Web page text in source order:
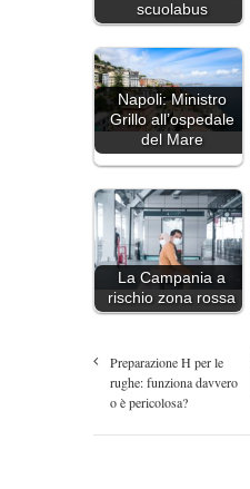
scuolabus
Napoli: Ministro
Grillo all’ospedale
del Mare
La Campania a
rischio zona rossa
Preparazione H per le
rughe: funziona davvero
o è pericolosa?